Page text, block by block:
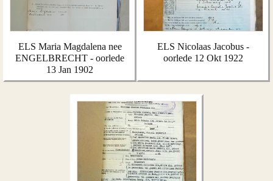
ELS Maria Magdalena nee
ENGELBRECHT - oorlede
13 Jan 1902
ELS Nicolaas Jacobus -
oorlede 12 Okt 1922